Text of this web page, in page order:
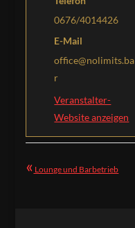
0676/4014426
E-Mail
office@nolimits.ba
r
Veranstalter-
Website anzeigen
« Lounge und Barbetrieb